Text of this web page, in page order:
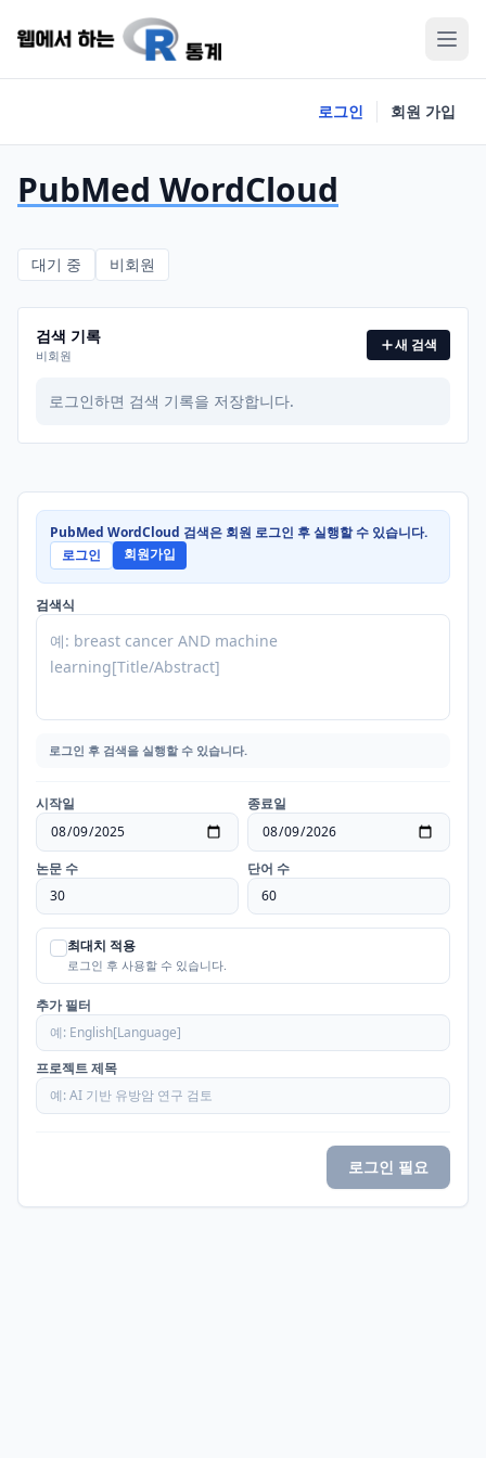
로그인 회원 가입
PubMed WordCloud
대기 중 비회원
검색 기록
비회원
새 검색
로그인하면 검색 기록을 저장합니다.
PubMed WordCloud 검색은 회원 로그인 후 실행할 수 있습니다.
로그인
회원가입
검색식
로그인 후 검색을 실행할 수 있습니다.
시작일 종료일
논문 수 단어 수
최대치 적용
로그인 후 사용할 수 있습니다.
추가 필터
프로젝트 제목
로그인 필요